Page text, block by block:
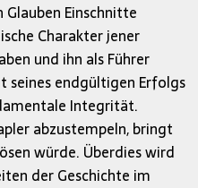
Einschnitte
Charakter jener
und ihn als Führer
seines endgültigen Erfolgs
Integrität.
abzustempeln, bringt
würde. Überdies wird
der Geschichte im